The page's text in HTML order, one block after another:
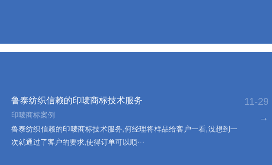
鲁泰纺织信赖的印唛商标技术服务
印唛商标案例
鲁泰纺织信赖的印唛商标技术服务,何经理将样品给客户一看,没想到一
次就通过了客户的要求,使得订单可以顺···
11-29
→